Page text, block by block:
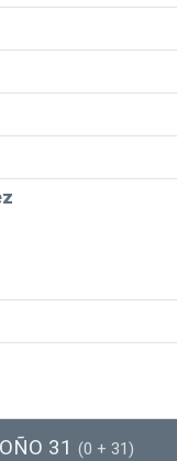
31 (0 + 31)